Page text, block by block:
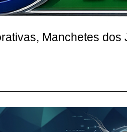
Manchetes